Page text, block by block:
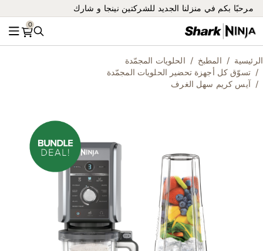
مرحبًا بكم في منزلنا الجديد للشركتين نينجا و شارك
بحث
0
الرئيسية المطبخ
الحلويات المجمّدة
تسوّق كل أجهزة تحضير الحلويات المجمّدة
آيس كريم سهل الغرف